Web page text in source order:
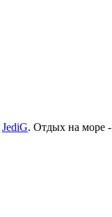
JediG. Отдых на море -